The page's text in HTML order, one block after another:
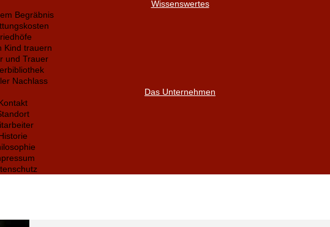
Wissenswertes
Begräbnis
Kind trauern
und Trauer
Nachlass
Das Unternehmen